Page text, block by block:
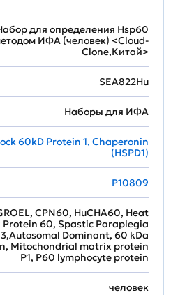
для определения Hsp60
ИФА (человек) <Cloud-
Clone,Китай>
SEA822Hu
Наборы для ИФА
60kD Protein 1, Chaperonin
(HSPD1)
P10809
CPN60, HuCHA60, Heat
Protein 60, Spastic Paraplegia
Dominant, 60 kDa
Mitochondrial matrix protein
P1, P60 lymphocyte protein
человек